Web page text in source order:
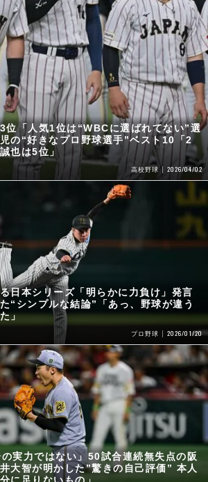
位「人気1位は“WBCに選ばれてない”選
の“好きなプロ野球選手”ベスト10「2
也は5位」
高校野球 2026/04/02
日本シリーズ「明らかに力負け」発言
“シンプルな結論”「あっ、野球が違う
」
プロ野球 2026/01/20
実力ではない」50試合連続無失点の阪
大智が明かした”驚きの自己評価” 本人